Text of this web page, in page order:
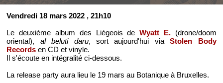
Vendredi 18 mars 2022 , 21h10
Le deuxième album des Liégeois deWyatt E.(drone/doom
oriental), al beluti daru, sort aujourd'hui viaStolen Body
Records en CD et vinyle.
Il s'écoute en intégralité ci-dessous.
La release party aura lieu le 19 mars au Botanique à Bruxelles.